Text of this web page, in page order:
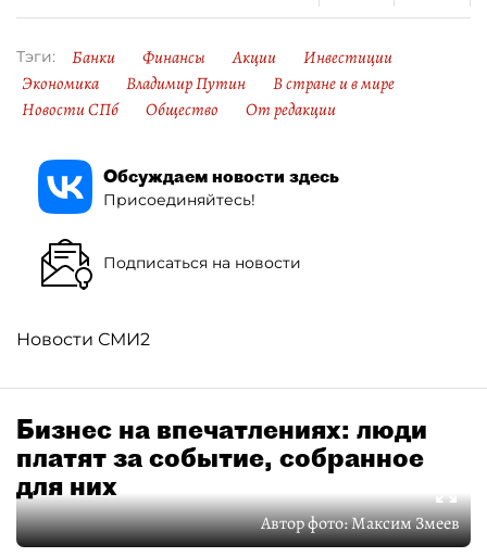
Тэги: Банки Финансы Акции
Инвестиции
Экономика
Владимир Путин
В стране и в мире
Новости СПб
Общество От редакции
Обсуждаем новости здесь
Присоединяйтесь!
Подписаться на новости
Новости СМИ2
Бизнес на впечатлениях: люди
платят за событие, собранное
для них
Автор фото:Максим Змеев